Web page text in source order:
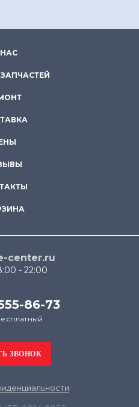
center.ru
- 22:00
86-73